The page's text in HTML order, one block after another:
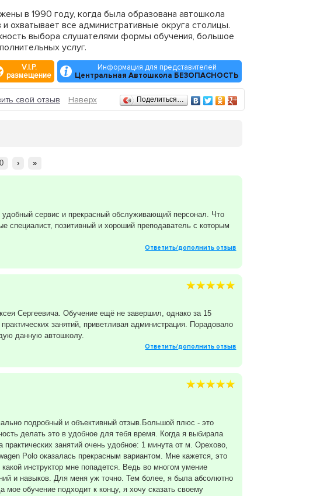
в 1990 году, когда была образована автошкола
все административные округа столицы.
выбора слушателями формы обучения, большое
услуг.
V.I.P.
размещение
Информация для представителей
Центральная Автошкола БЕЗОПАСНОСТЬ
свой отзыв Наверх Поделиться…
› »
сервис и прекрасный обслуживающий персонал. Что
специалист, позитивный и хороший преподаватель с которым
Ответить/дополнить отзыв
Сергеевича. Обучение ещё не завершил, однако за 15
занятий, приветливая администрация. Порадовало
данную автошколу.
Ответить/дополнить отзыв
подробный и объективный отзыв.Большой плюс - это
делать это в удобное для тебя время. Когда я выбирала
занятий очень удобное: 1 минута от м. Орехово,
Polo оказалась прекрасным вариантом. Мне кажется, это
инструктор мне попадется. Ведь во многом умение
и навыков. Для меня уж точно. Тем более, я была абсолютно
обучение подходит к концу, я хочу сказать своему